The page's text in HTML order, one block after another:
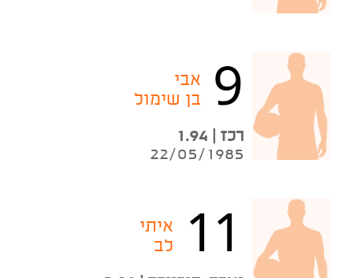
9
אבי
בן שימול
רכז | 1.94
22/05/1985
11
איתי
לב